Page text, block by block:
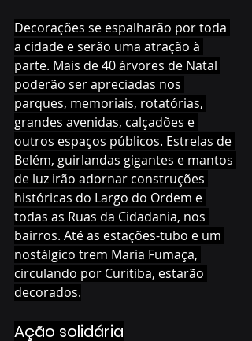
Decorações se espalharão por toda
a cidade e serão uma atração à
parte. Mais de 40 árvores de Natal
poderão ser apreciadas nos
parques, memoriais, rotatórias,
grandes avenidas, calçadões e
outros espaços públicos. Estrelas de
Belém, guirlandas gigantes e mantos
de luz irão adornar construções
históricas do Largo do Ordem e
todas as Ruas da Cidadania, nos
bairros. Até as estações-tubo e um
nostálgico trem Maria Fumaça,
circulando por Curitiba, estarão
decorados.
Ação solidária